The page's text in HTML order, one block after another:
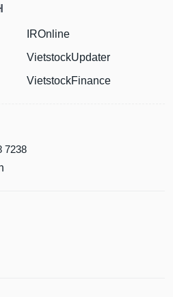
IROnline
VietstockUpdater
VietstockFinance
7238